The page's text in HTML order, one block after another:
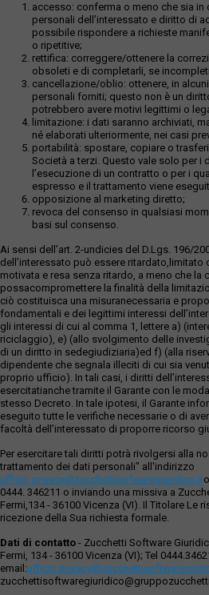
accesso: conferma o meno che sia
personali dell’interessato e diritto di
possibile rispondere a richieste
o ripetitive;
rettifica: correggere/ottenere la
obsoleti e di completarli, se
cancellazione/oblio: ottenere, in
personali forniti; questo non è un
potrebbero avere motivi legittimi o
limitazione: i dati saranno archiviati,
né elaborati ulteriormente, nei casi
portabilità: spostare, copiare o
Società a terzi. Questo vale solo per i
l’esecuzione di un contratto o per i
espresso e il trattamento viene
opposizione al marketing diretto;
revoca del consenso in qualsiasi
basi sul consenso.
Ai sensi dell’art. 2-undicies del D.Lgs. 196/
dell’interessato può essere
motivata e resa senza ritardo, a meno che la
possacompromettere la finalità della
ciò costituisca una misuranecessaria e
fondamentali e dei legittimi interessi
gli interessi di cui al comma 1, lettere a)
riciclaggio), e) (allo svolgimento delle
di un diritto in sedegiudiziaria)ed f) (alla
dipendente che segnala illeciti di cui sia
proprio ufficio). In tali casi, i diritti
esercitatianche tramite il Garante con le
stesso Decreto. In tale ipotesi, il Garante
eseguito tutte le verifiche necessarie o di
facoltà dell’interessato di proporre ricorso
Per esercitare tali diritti potrà rivolgersi alla
trattamento dei dati personali" all'indirizzo
ufficio.privacy@zucchettisofwaregiuridico.it
0444. 346211 o inviando una missiva a
Fermi,134 - 36100 Vicenza (VI). Il Titolare Le
ricezione della Sua richiesta formale.
Dati di contatto - Zucchetti Software
Fermi, 134 - 36100 Vicenza (VI); Tel
email: